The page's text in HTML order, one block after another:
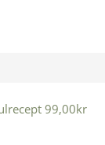
99,00kr